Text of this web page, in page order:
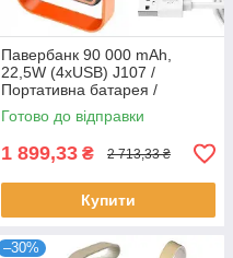
Павербанк 90 000 mAh,
22,5W (4хUSB) J107 /
Портативна батарея /
Потужний повербанк для
телефону
Готово до відправки
1 899,33 ₴ 2 713,33 ₴
Купити
–30%